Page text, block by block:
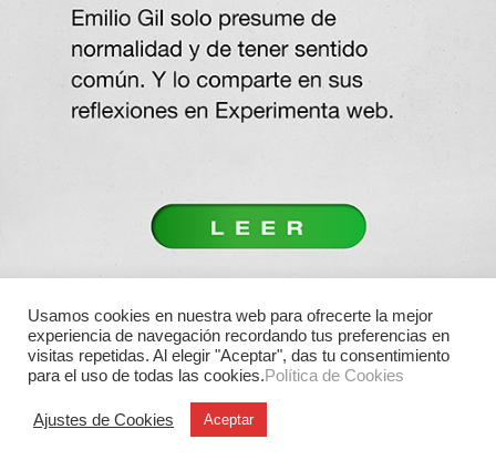
Usamos cookies en nuestra web para ofrecerte la mejor
experiencia de navegación recordando tus preferencias en
visitas repetidas. Al elegir "Aceptar", das tu consentimiento
para el uso de todas las cookies.Política de Cookies
Ajustes de Cookies Aceptar